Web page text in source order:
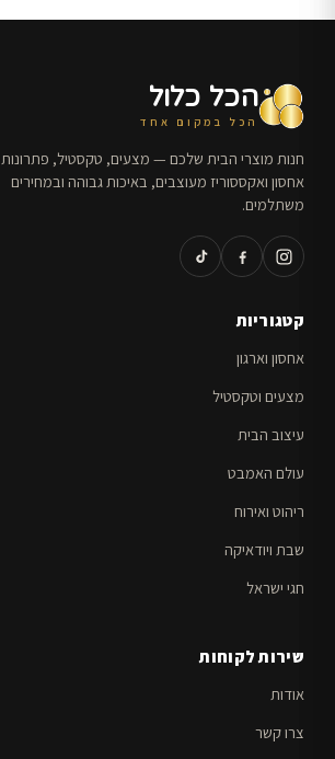
הכל כלול
הכל במקום אחד
חנות מוצרי הבית שלכם — מצעים, טקסטיל, פתרונות
אחסון ואקססוריז מעוצבים, באיכות גבוהה ובמחירים
משתלמים.
קטגוריות
אחסון וארגון
מצעים וטקסטיל
עיצוב הבית
עולם האמבט
ריהוט ואירוח
שבת ויודאיקה
חגי ישראל
שירות לקוחות
אודות
צרו קשר